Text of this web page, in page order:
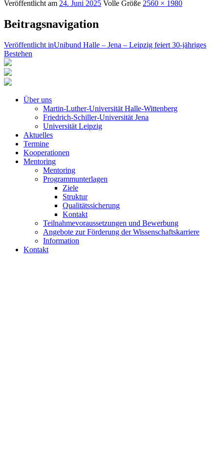
Veröffentlicht am 24. Juni 2025 Volle Größe 2560 × 1980
Beitragsnavigation
Veröffentlicht inUnibund Halle – Jena – Leipzig feiert 30-jähriges
Bestehen
Über uns
Martin-Luther-Universität Halle-Wittenberg
Friedrich-Schiller-Universität Jena
Universität Leipzig
Aktuelles
Termine
Kooperationen
Mentoring
Mentoring
Programmunterlagen
Ziele
Struktur
Qualitätssicherung
Kontakt
Teilnahmevoraussetzungen und Bewerbung
Angebote zur Förderung der Wissenschaftskarriere
Information
Kontakt